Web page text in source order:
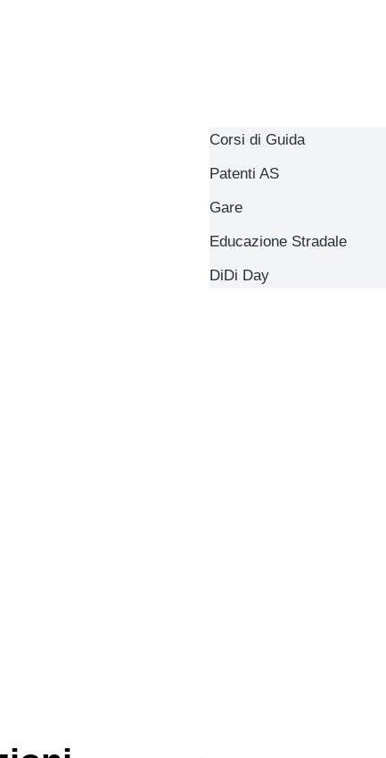
Corsi di Guida
Patenti AS
Gare
Educazione Stradale
DiDi Day